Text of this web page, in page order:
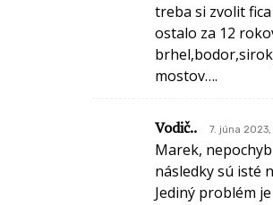
treba si zvolit
ostalo za 12
mostov….
Vodič.. 7. júna 2023,
Marek,
následky sú isté
Jediný problém